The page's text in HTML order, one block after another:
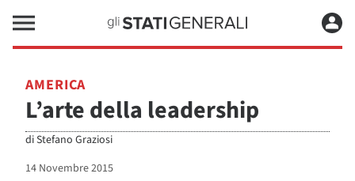
AMERICA
L’arte della leadership
diStefano Graziosi
14 Novembre 2015